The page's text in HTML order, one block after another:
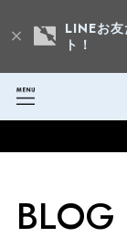
LINEお
ト！
BLOG